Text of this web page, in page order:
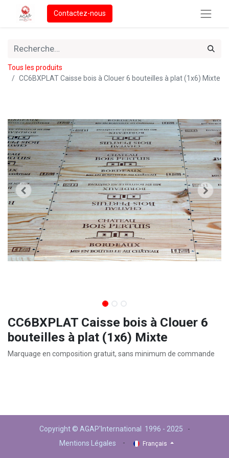
Contactez-nous
Tous les produits
CC6BXPLAT Caisse bois à Clouer 6 bouteilles à plat (1x6) Mixte
CC6BXPLAT Caisse bois à Clouer 6
bouteilles à plat (1x6) Mixte
Marquage en composition gratuit, sans minimum de commande
Copyright © AGAP'International 1996 - 2025 -
Mentions Légales
- Français